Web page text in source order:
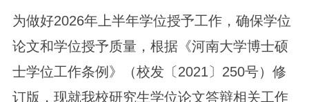
为做好2026年上半年学位授予工作，确保学位
论文和学位授予质量，根据《河南大学博士硕
士学位工作条例》（校发〔2021〕250号）修
订版，现就我校研究生学位论文答辩相关工作